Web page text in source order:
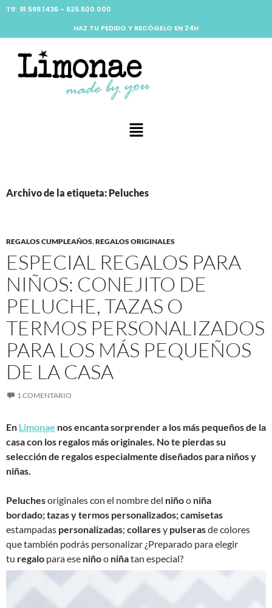
Tlf. 91.599.1436 - 625.500.000
HAZ TU PEDIDO Y RECÓGELO EN 24H
Archivo de la etiqueta: Peluches
REGALOS CUMPLEAÑOS,REGALOS ORIGINALES
ESPECIAL REGALOS PARA
NIÑOS: CONEJITO DE
PELUCHE, TAZAS O
TERMOS PERSONALIZADOS
PARA LOS MÁS PEQUEÑOS
DE LA CASA
1 COMENTARIO
En Limonae nos encanta sorprender a los más pequeños de la
casa con los regalos más originales. No te pierdas su
selección de regalos especialmente diseñados para niños y
niñas.
Peluchesoriginales con el nombre del niñoo niña
bordado;tazas y termos personalizados;camisetas
estampadas personalizadas; collaresy pulserasde colores
que también podrás personalizar ¿Preparado para elegir
tu regalo para ese niñoo niñatan especial?